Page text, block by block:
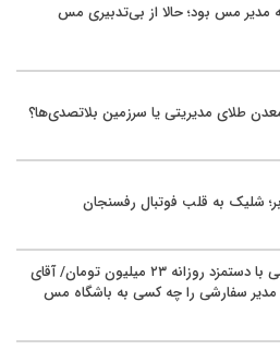
مدیر مس بود؛ حالا از بی‌تدبیری مس
طلای مدیریتی یا سرزمین بلاتصدی‌ها؟
شلیک به قلب فوتبال رفسنجان
مدیر غیربومی با دستمزد روزانه ۲۳ میلیون تومان/ آقای
مدیر سفارشی را چه کسی به باشگاه مس